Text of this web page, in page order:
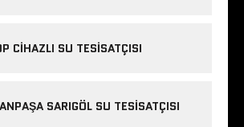
CIHAZLI SU TESISATÇISI
SARIGÖL SU TESISATÇISI